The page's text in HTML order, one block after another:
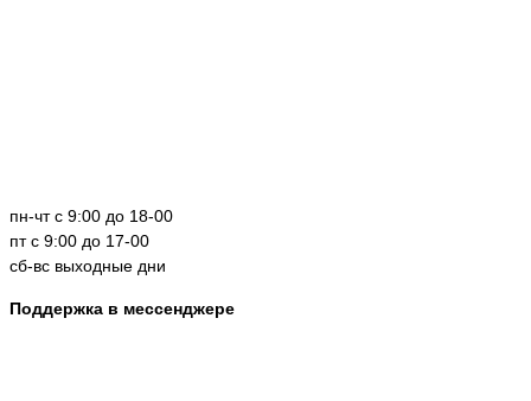
пн-чт с 9:00 до 18-00
пт с 9:00 до 17-00
сб-вс выходные дни
Поддержка в мессенджере